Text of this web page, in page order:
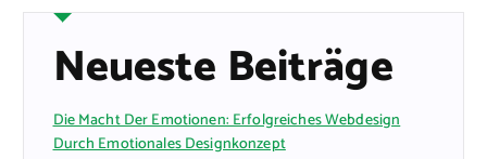
Neueste Beiträge
Die Macht Der Emotionen: Erfolgreiches Webdesign
Durch Emotionales Designkonzept